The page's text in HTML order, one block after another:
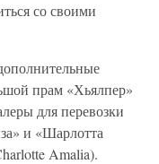
со своими
прам «Хьялпер»
для перевозки
и «Шарлотта
Amalia).